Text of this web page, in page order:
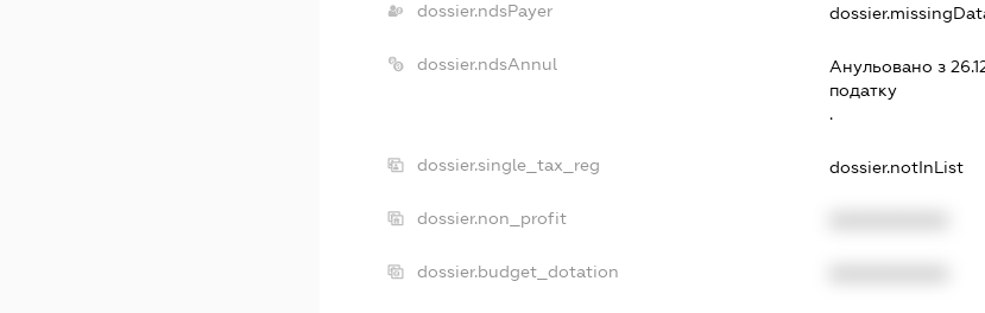
dossier.ndsPayer
dossier.ndsAnnul Анульовано з
податку
.
dossier.single_tax_reg dossier.notInList
dossier.non_profit
dossier.budget_dotation